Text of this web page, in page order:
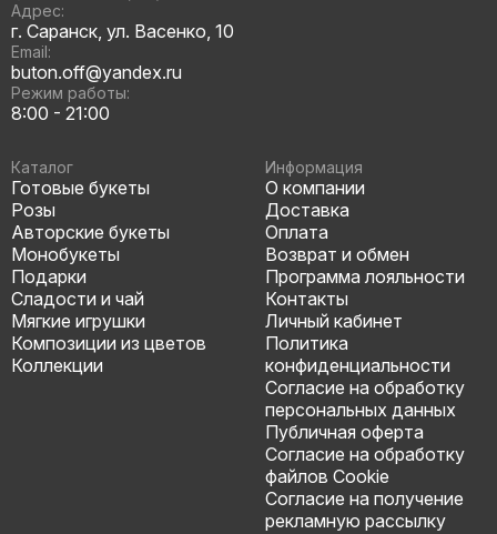
Адрес:
г. Саранск, ул. Васенко, 10
Email:
buton.off@yandex.ru
Режим работы:
8:00 - 21:00
Каталог
Готовые букеты
Розы
Авторские букеты
Монобукеты
Подарки
Сладости и чай
Мягкие игрушки
Композиции из цветов
Коллекции
Информация
О компании
Доставка
Оплата
Возврат и обмен
Программа лояльности
Контакты
Личный кабинет
Политика
конфиденциальности
Согласие на обработку
персональных данных
Публичная оферта
Согласие на обработку
файлов Cookie
Согласие на получение
рекламную рассылку